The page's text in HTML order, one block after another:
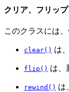
クリア、フリッ
このクラスには
clear() は
flip() は、
rewind() は